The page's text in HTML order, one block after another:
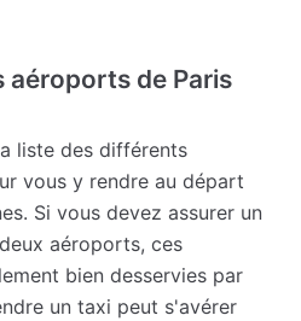
aéroports de Paris
liste des différents
vous y rendre au départ
Si vous devez assurer un
aéroports, ces
bien desservies par
un taxi peut s'avérer